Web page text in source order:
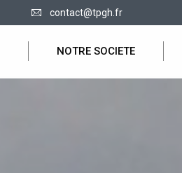
contact@tpgh.fr
NOTRE SOCIETE